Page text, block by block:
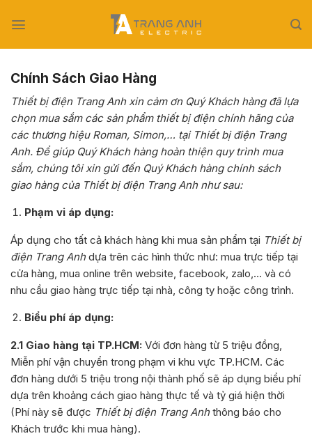
Chính Sách Giao Hàng
Thiết bị điện Trang Anh xin cảm ơn Quý Khách hàng đã lựa
chọn mua sắm các sản phẩm thiết bị điện chính hãng của
các thương hiệu Roman, Simon,… tại Thiết bị điện Trang
Anh. Để giúp Quý Khách hàng hoàn thiện quy trình mua
sắm, chúng tôi xin gửi đến Quý Khách hàng chính sách
giao hàng của Thiết bị điện Trang Anh như sau:
Phạm vi áp dụng:
Áp dụng cho tất cả khách hàng khi mua sản phẩm tại Thiết bị
điện Trang Anhdựa trên các hình thức như: mua trực tiếp tại
cửa hàng, mua online trên website, facebook, zalo,… và có
nhu cầu giao hàng trực tiếp tại nhà, công ty hoặc công trình.
Biểu phí áp dụng:
2.1 Giao hàng tại TP.HCM: Với đơn hàng từ 5 triệu đồng,
Miễn phí vận chuyển trong phạm vi khu vực TP.HCM. Các
đơn hàng dưới 5 triệu trong nội thành phố sẽ áp dụng biểu phí
dựa trên khoảng cách giao hàng thực tế và tỷ giá hiện thời
(Phí này sẽ được Thiết bị điện Trang Anhthông báo cho
Khách trước khi mua hàng).